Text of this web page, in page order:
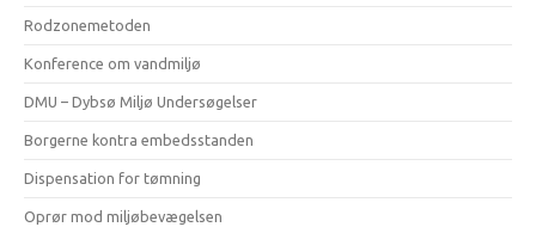
Rodzonemetoden
Konference om vandmiljø
DMU – Dybsø Miljø Undersøgelser
Borgerne kontra embedsstanden
Dispensation for tømning
Oprør mod miljøbevægelsen